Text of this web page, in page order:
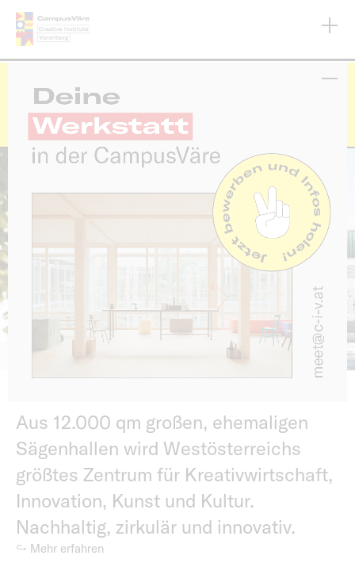
Inhalt
CampusVäre @EXPO
Aus 12.000 qm großen, ehemaligen
Sägenhallen wird Westösterreichs
größtes Zentrum für Kreativwirtschaft,
Innovation, Kunst und Kultur.
Nachhaltig, zirkulär und innovativ.
↪ Mehr erfahren